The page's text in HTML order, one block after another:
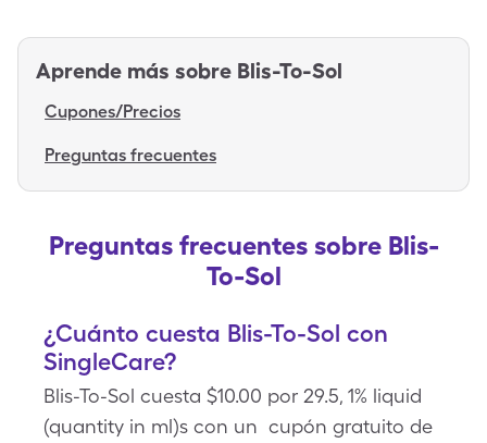
Aprende más sobre Blis-To-Sol
Cupones/Precios
Preguntas frecuentes
Preguntas frecuentes sobre Blis-
To-Sol
¿Cuánto cuesta Blis-To-Sol con
SingleCare?
Blis-To-Sol cuesta $10.00 por 29.5, 1% liquid
(quantity in ml)s con un cupón gratuito de